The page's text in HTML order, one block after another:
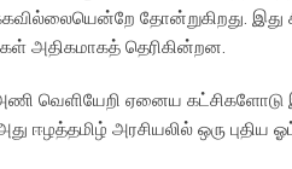
தோன்றுகிறது.
அதிகமாகத் தெரிகின்றன.
அணி வெளியேறி ஏனைய
ஈழத்தமிழ் அரசியலில் ஒரு புதிய